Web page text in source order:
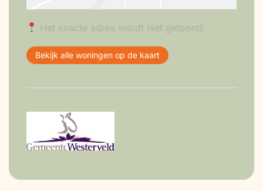
Het exacte adres wordt niet getoond.
Bekijk alle woningen op de kaart